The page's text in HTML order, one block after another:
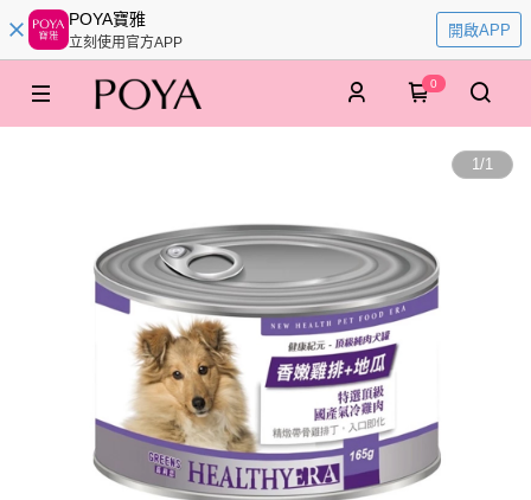
POYA寶雅
立刻使用官方APP
開啟APP
0
1/1